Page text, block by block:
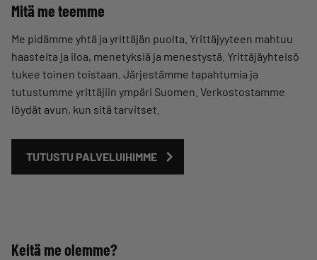
Mitä me teemme
Me pidämme yhtä ja yrittäjän puolta. Yrittäjyyteen mahtuu
haasteita ja iloa, menetyksiä ja menestystä. Yrittäjäyhteisö
tukee toinen toistaan. Järjestämme tapahtumia ja
tutustumme yrittäjiin ympäri Suomen. Verkostostamme
löydät avun, kun sitä tarvitset.
TUTUSTU PALVELUIHIMME
Keitä me olemme?